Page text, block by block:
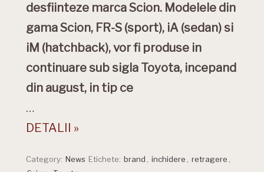
desfiinteze marca Scion. Modelele din
gama Scion, FR-S (sport), iA (sedan) si
iM (hatchback), vor fi produse in
continuare sub sigla Toyota, incepand
din august, in tip ce
…
DETALII »
Category: News Etichete: brand inchidere retragere